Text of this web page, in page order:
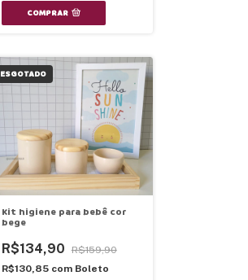
COMPRAR
ESGOTADO
Kit higiene para bebê cor
bege
R$134,90
R$159,90
R$130,85 com Boleto